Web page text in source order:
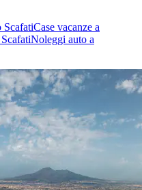
ScafatiCase vacanze a
Noleggi auto a